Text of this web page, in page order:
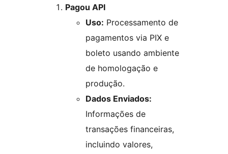
Pagou API
Uso: Processamento de
pagamentos via PIX e
boleto usando ambiente
de homologação e
produção.
Dados Enviados:
Informações de
transações financeiras,
incluindo valores,